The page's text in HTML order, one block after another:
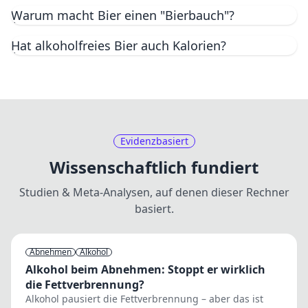
Warum macht Bier einen "Bierbauch"?
Hat alkoholfreies Bier auch Kalorien?
Evidenzbasiert
Wissenschaftlich fundiert
Studien & Meta-Analysen, auf denen dieser Rechner
basiert.
Abnehmen Alkohol
Alkohol beim Abnehmen: Stoppt er wirklich
die Fettverbrennung?
Alkohol pausiert die Fettverbrennung – aber das ist